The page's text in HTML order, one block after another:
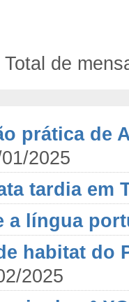
| Total de
prática de
2025
tardia em
a língua
habitat do
2025